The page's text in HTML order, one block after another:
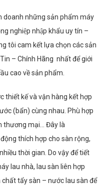
doanh những sản phẩm máy
nghiệp nhập khẩu uy tín –
tôi cam kết lựa chọn các sản
– Chính Hãng nhất để giới
cao về sản phẩm.
thiết kế và vận hàng kết hợp
(bẩn) cùng nhau. Phù hợp
thương mại… Đây là
thích hợp cho sàn rộng,
thời gian. Do vậy để tiết
lau nhà, lau sàn liên hợp
tẩy sàn – nước lau sàn để